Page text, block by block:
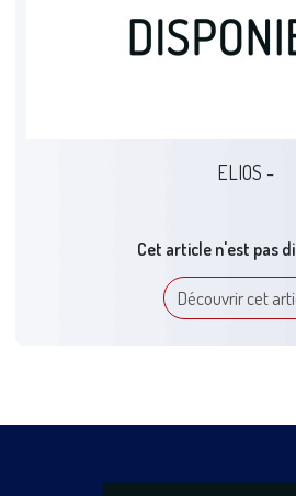
ELIOS -
Cet article n'est pas
Découvrir cet